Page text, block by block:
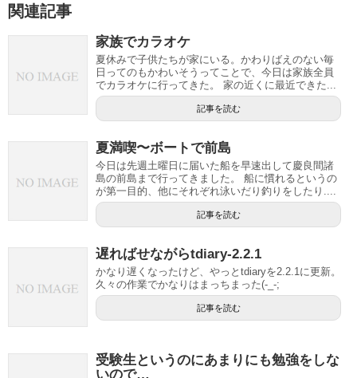
関連記事
家族でカラオケ
夏休みで子供たちが家にいる。かわりばえのない毎
日ってのもかわいそうってことで、今日は家族全員
でカラオケに行ってきた。 家の近くに最近できた...
記事を読む
夏満喫〜ボートで前島
今日は先週土曜日に届いた船を早速出して慶良間諸
島の前島まで行ってきました。 船に慣れるというの
が第一目的、他にそれぞれ泳いだり釣りをしたり....
記事を読む
遅ればせながらtdiary-2.2.1
かなり遅くなったけど、やっとtdiaryを2.2.1に更新。
久々の作業でかなりはまっちまった(-_-;
記事を読む
受験生というのにあまりにも勉強をしな
いので…